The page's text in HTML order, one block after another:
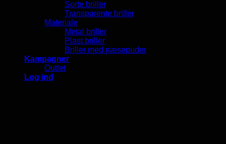
Sorte briller
Transparente briller
Materiale
Metal briller
Plast briller
Briller med næsepuder
Kampagner
Outlet
Log ind